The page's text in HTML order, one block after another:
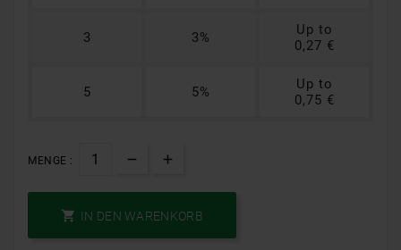
3 3%
Up to
0,27 €
5 5%
Up to
0,75 €
MENGE :
 IN DEN WARENKORB